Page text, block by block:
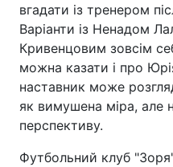
вгадати із тренером
Варіанти із Ненадом
Кривенцовим зовсім
можна казати і про
наставник може
як вимушена міра, але
перспективу.
Футбольний клуб